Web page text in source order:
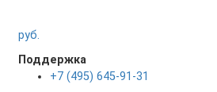
руб.
Поддержка
+7 (495) 645-91-31